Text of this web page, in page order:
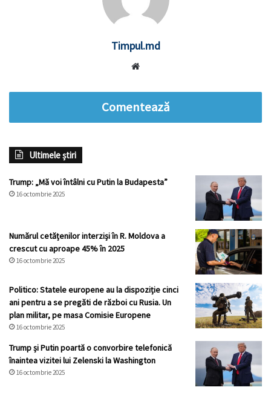
Timpul.md
Comentează
Ultimele știri
Trump: „Mă voi întâlni cu Putin la Budapesta”
16 octombrie 2025
Numărul cetățenilor interziși în R. Moldova a
crescut cu aproape 45% în 2025
16 octombrie 2025
Politico: Statele europene au la dispoziție cinci
ani pentru a se pregăti de război cu Rusia. Un
plan militar, pe masa Comisie Europene
16 octombrie 2025
Trump și Putin poartă o convorbire telefonică
înaintea vizitei lui Zelenski la Washington
16 octombrie 2025